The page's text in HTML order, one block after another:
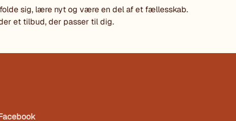
sig, lære nyt og være en del af et fællesskab.
et tilbud, der passer til dig.